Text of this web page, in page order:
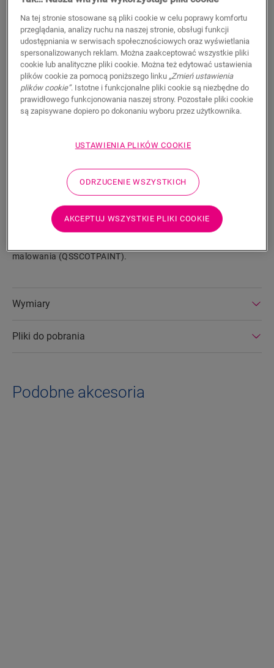
17,80PLN/m
Sugerowana cena brutto
WYSZUKAJ
Właściwości produktu
Listwa przypodłogowa Scotia jest dyskretna i idealnie
dopasowana do koloru podłogi. Listwa przypodłogowa może
być również przydatna jako wykończenie w połączeniu z
istniejącymi listwami. Łatwy montaż za pomocą kleju One4All.
Aby uzyskać wodoszczelne wykończenie, można połączyć ją z
paskami piankowymi Foamstrip, Hydrokit i Hydrostrip. Listwa
malowania (QSSCOTPAINT).
Wymiary
Pliki do pobrania
Podobne akcesoria
Na tej stronie stosowane są pliki cookie w celu poprawy komfortu
przeglądania, analizy ruchu na naszej stronie, obsługi funkcji
udostępniania w serwisach społecznościowych oraz wyświetlania
spersonalizowanych reklam. Można zaakceptować wszystkie pliki
cookie lub analityczne pliki cookie. Można też edytować ustawienia
plików cookie za pomocą poniższego linku „Zmień ustawienia
plików cookie”. Istotne i funkcjonalne pliki cookie są niezbędne do
prawidłowego funkcjonowania naszej strony. Pozostałe pliki cookie
są zapisywane dopiero po dokonaniu wyboru przez użytkownika.
USTAWIENIA PLIKÓW COOKIE
ODRZUCENIE WSZYSTKICH
AKCEPTUJ WSZYSTKIE PLIKI COOKIE